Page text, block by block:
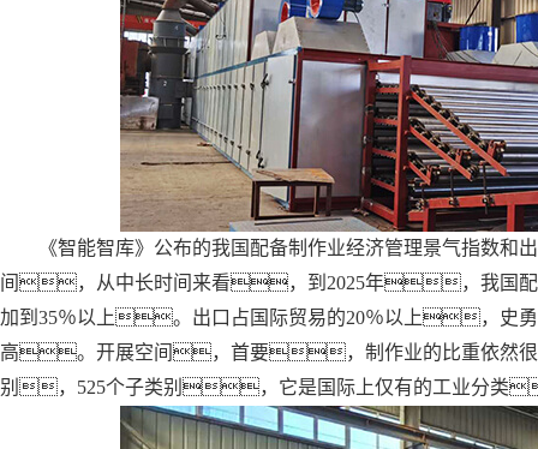
《智能智库》公布的我国配备制作业经济管理景气指数
间，从中长时间来看，到2025年，我国配备
加到35％以上。出口占国际贸易的20％以上，史
高。开展空间，首要，制作业的比重依然
别，525个子类别，它是国际上仅有的工业分